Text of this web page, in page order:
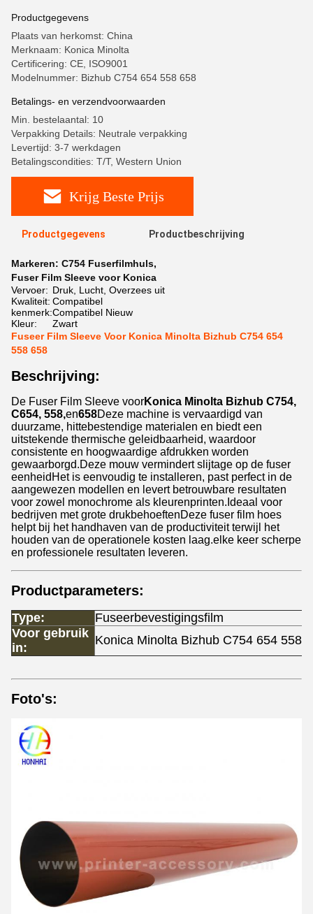
Productgegevens
Plaats van herkomst: China
Merknaam: Konica Minolta
Certificering: CE, ISO9001
Modelnummer: Bizhub C754 654 558 658
Betalings- en verzendvoorwaarden
Min. bestelaantal: 10
Verpakking Details: Neutrale verpakking
Levertijd: 3-7 werkdagen
Betalingscondities: T/T, Western Union
Krijg Beste Prijs
Productgegevens Productbeschrijving
Markeren: C754 Fuserfilmhuls,
Fuser Film Sleeve voor Konica
Vervoer: Druk, Lucht, Overzees uit
Kwaliteit: Compatibel
kenmerk:Compatibel Nieuw
Kleur:
Zwart
Fuseer Film Sleeve Voor Konica Minolta Bizhub C754 654
558 658
Beschrijving:
De Fuser Film Sleeve voorKonica Minolta Bizhub C754,
C654, 558,en658Deze machine is vervaardigd van
duurzame, hittebestendige materialen en biedt een
uitstekende thermische geleidbaarheid, waardoor
consistente en hoogwaardige afdrukken worden
gewaarborgd.Deze mouw vermindert slijtage op de fuser
eenheidHet is eenvoudig te installeren, past perfect in de
aangewezen modellen en levert betrouwbare resultaten
voor zowel monochrome als kleurenprinten.Ideaal voor
bedrijven met grote drukbehoeftenDeze fuser film hoes
helpt bij het handhaven van de productiviteit terwijl het
houden van de operationele kosten laag.elke keer scherpe
en professionele resultaten leveren.
Productparameters:
Type:
Fuseerbevestigingsfilm
Voor gebruik
in:
Konica Minolta Bizhub C754 654 558
Foto's: